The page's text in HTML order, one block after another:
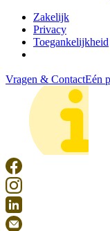
Zakelijk
Privacy
Toegankelijkheid
Vragen & ContactEén